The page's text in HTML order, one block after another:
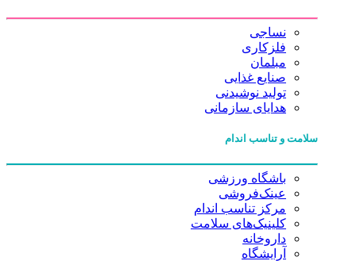
نساجی
فلزکاری
مبلمان
صنایع غذایی
تولید نوشیدنی
هدایای سازمانی
سلامت و تناسب اندام
باشگاه ورزشی
عینک‌فروشی
مرکز تناسب اندام
کلینیک‌های سلامت
داروخانه
آرایشگاه